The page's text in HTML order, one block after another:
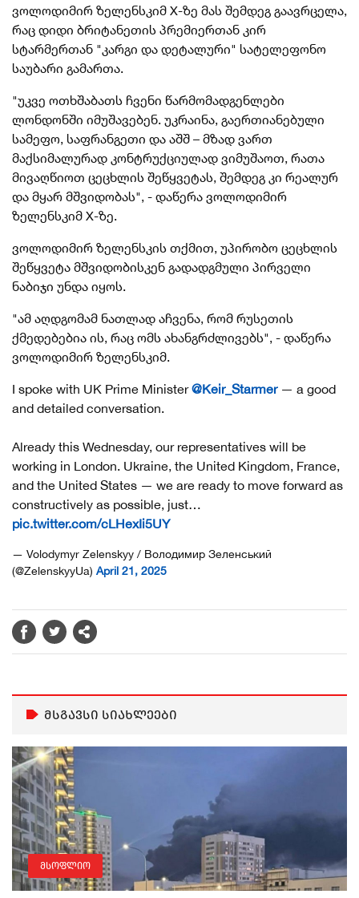
ვოლოდიმირ ზელენსკიმ X-ზე მას შემდეგ გაავრცელა,
რაც დიდი ბრიტანეთის პრემიერთან კირ
სტარმერთან "კარგი და დეტალური" სატელეფონო
საუბარი გამართა.
"უკვე ოთხშაბათს ჩვენი წარმომადგენლები
ლონდონში იმუშავებენ. უკრაინა, გაერთიანებული
სამეფო, საფრანგეთი და აშშ – მზად ვართ
მაქსიმალურად კონტრუქციულად ვიმუშაოთ, რათა
მივაღწიოთ ცეცხლის შეწყვეტას, შემდეგ კი რეალურ
და მყარ მშვიდობას", - დაწერა ვოლოდიმირ
ზელენსკიმ X-ზე.
ვოლოდიმირ ზელენსკის თქმით, უპირობო ცეცხლის
შეწყვეტა მშვიდობისკენ გადადგმული პირველი
ნაბიჯი უნდა იყოს.
"ამ აღდგომამ ნათლად აჩვენა, რომ რუსეთის
ქმედებებია ის, რაც ომს ახანგრძლივებს", - დაწერა
ვოლოდიმირ ზელენსკიმ.
I spoke with UK Prime Minister@Keir_Starmer— a good
and detailed conversation.
Already this Wednesday, our representatives will be
working in London. Ukraine, the United Kingdom, France,
and the United States — we are ready to move forward as
constructively as possible, just…
pic.twitter.com/cLHexIi5UY
— Volodymyr Zelenskyy / Володимир Зеленський
(@ZelenskyyUa) April 21, 2025
მსგავსი სიახლეები
მსოფლიო